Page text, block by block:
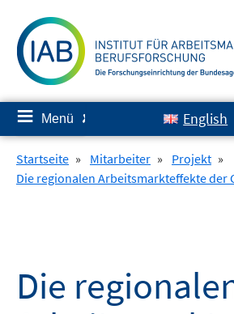
zum
Inhalt
≡ Menü ✘ English
Startseite » Mitarbeiter » Projekt »
Die regionalen Arbeitsmarkteffekte der
Die